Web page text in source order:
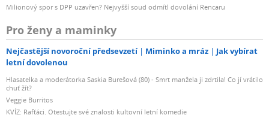
Milionový spor s DPP uzavřen? Nejvyšší soud odmítl dovolání Rencaru
Pro ženy a maminky
Nejčastější novoroční předsevzetí Miminko a mráz
Jak vybírat
letní dovolenou
Hlasatelka a moderátorka Saskia Burešová (80) - Smrt manžela ji zdrtila! Co jí vrátilo
chuť žít?
Veggie Burritos
KVÍZ: Rafťáci. Otestujte své znalosti kultovní letní komedie